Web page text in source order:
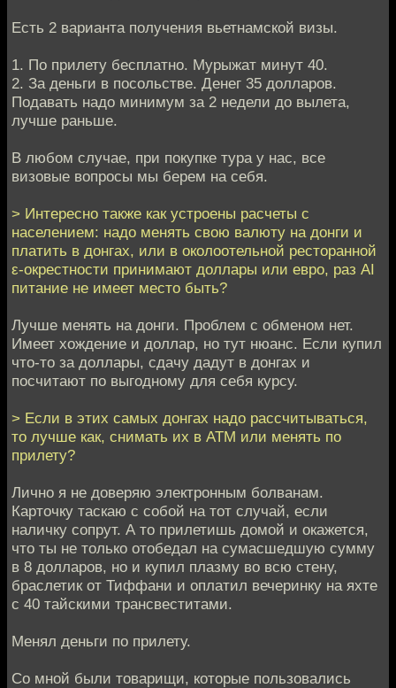
Есть 2 варианта получения вьетнамской визы.
1. По прилету бесплатно. Мурыжат минут 40.
2. За деньги в посольстве. Денег 35 долларов.
Подавать надо минимум за 2 недели до вылета,
лучше раньше.
В любом случае, при покупке тура у нас, все
визовые вопросы мы берем на себя.
> Интересно также как устроены расчеты с
населением: надо менять свою валюту на донги и
платить в донгах, или в околоотельной ресторанной
ε-окрестности принимают доллары или евро, раз AI
питание не имеет место быть?
Лучше менять на донги. Проблем с обменом нет.
Имеет хождение и доллар, но тут нюанс. Если купил
что-то за доллары, сдачу дадут в донгах и
посчитают по выгодному для себя курсу.
> Если в этих самых донгах надо рассчитываться,
то лучше как, снимать их в ATM или менять по
прилету?
Лично я не доверяю электронным болванам.
Карточку таскаю с собой на тот случай, если
наличку сопрут. А то прилетишь домой и окажется,
что ты не только отобедал на сумасшедшую сумму
в 8 долларов, но и купил плазму во всю стену,
браслетик от Тиффани и оплатил вечеринку на яхте
с 40 тайскими трансвеститами.
Менял деньги по прилету.
Со мной были товарищи, которые пользовались